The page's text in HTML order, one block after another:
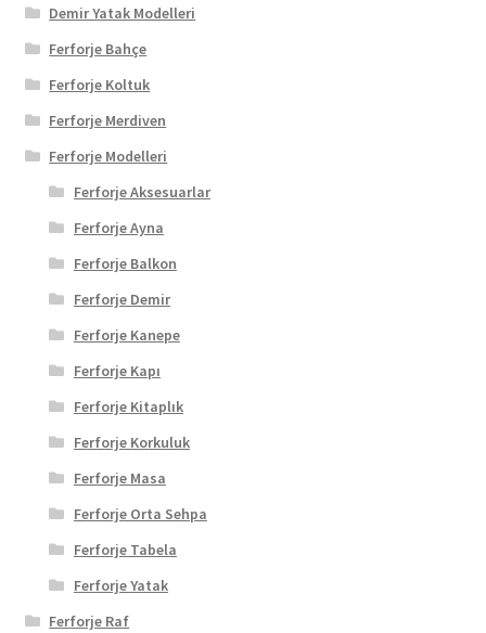
Demir Yatak Modelleri
Ferforje Bahçe
Ferforje Koltuk
Ferforje Merdiven
Ferforje Modelleri
Ferforje Aksesuarlar
Ferforje Ayna
Ferforje Balkon
Ferforje Demir
Ferforje Kanepe
Ferforje Kapı
Ferforje Kitaplık
Ferforje Korkuluk
Ferforje Masa
Ferforje Orta Sehpa
Ferforje Tabela
Ferforje Yatak
Ferforje Raf